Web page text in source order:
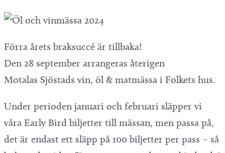
Förra årets braksuccé är tillbaka!
Den 28 september arrangeras återigen
Motalas Sjöstads vin, öl & matmässa i Folkets hus.
Under perioden januari och februari släpper vi
våra Early Bird biljetter till mässan, men passa på,
det är endast ett släpp på 100 biljetter per pass – så